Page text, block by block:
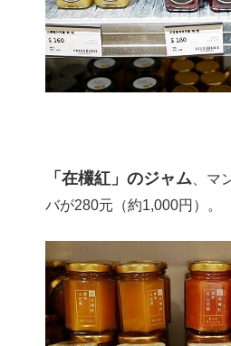
「在欉紅」のジャム 、マ
バが280元（約1,000円）。